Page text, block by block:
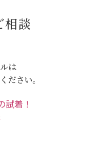
相談
は
ださい。